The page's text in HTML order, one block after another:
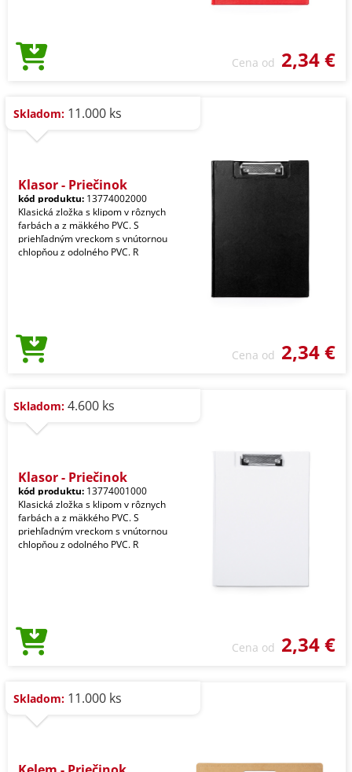
Cena od 2,34 €
Skladom: 11.000 ks
Klasor - Priečinok
kód produktu: 13774002000
Klasická zložka s klipom v rôznych
farbách a z mäkkého PVC. S
priehľadným vreckom s vnútornou
chlopňou z odolného PVC. R
Cena od 2,34 €
Skladom: 4.600 ks
Klasor - Priečinok
kód produktu: 13774001000
Klasická zložka s klipom v rôznych
farbách a z mäkkého PVC. S
priehľadným vreckom s vnútornou
chlopňou z odolného PVC. R
Cena od 2,34 €
Skladom: 11.000 ks